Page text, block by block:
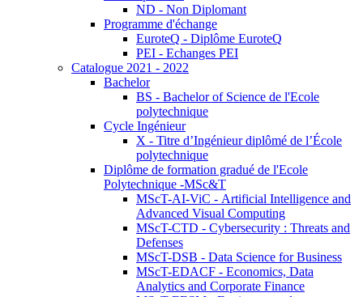
ND - Non Diplomant
Programme d'échange
EuroteQ - Diplôme EuroteQ
PEI - Echanges PEI
Catalogue 2021 - 2022
Bachelor
BS - Bachelor of Science de l'Ecole
polytechnique
Cycle Ingénieur
X - Titre d’Ingénieur diplômé de l’École
polytechnique
Diplôme de formation gradué de l'Ecole
Polytechnique -MSc&T
MScT-AI-ViC - Artificial Intelligence and
Advanced Visual Computing
MScT-CTD - Cybersecurity : Threats and
Defenses
MScT-DSB - Data Science for Business
MScT-EDACF - Economics, Data
Analytics and Corporate Finance